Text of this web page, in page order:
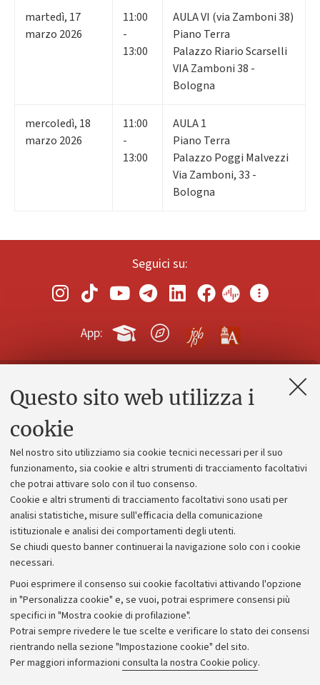
Questo sito web utilizza i
cookie
Nel nostro sito utilizziamo sia cookie tecnici necessari per il suo
funzionamento, sia cookie e altri strumenti di tracciamento facoltativi
che potrai attivare solo con il tuo consenso.
Cookie e altri strumenti di tracciamento facoltativi sono usati per
analisi statistiche, misure sull'efficacia della comunicazione
istituzionale e analisi dei comportamenti degli utenti.
Se chiudi questo banner continuerai la navigazione solo con i cookie
necessari.
Puoi esprimere il consenso sui cookie facoltativi attivando l'opzione
in "Personalizza cookie" e, se vuoi, potrai esprimere consensi più
specifici in "Mostra cookie di profilazione".
Potrai sempre rivedere le tue scelte e verificare lo stato dei consensi
rientrando nella sezione "Impostazione cookie" del sito.
Per maggiori informazioni consulta la nostra Cookie policy.
martedì, 17
marzo 2026
11:00
-
13:00
AULA VI (via Zamboni 38)
Piano Terra
Palazzo Riario Scarselli
VIA Zamboni 38 -
Bologna
mercoledì, 18
marzo 2026
11:00
-
13:00
AULA 1
Piano Terra
Palazzo Poggi Malvezzi
Via Zamboni, 33 -
Bologna
Seguici su:
App:
Contatti e PEC
Alumni community
Piano strategico
Bilanci
Donazioni e 5x1000
Merchandising - UniboStore
Bandi, gare e concorsi
Albo online
Amministrazione trasparente
Atti di notifica
Informazioni sul sito e accessibilità